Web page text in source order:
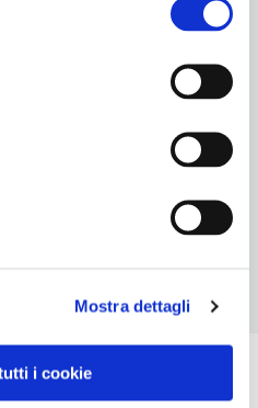
Mostra dettagli
i cookie